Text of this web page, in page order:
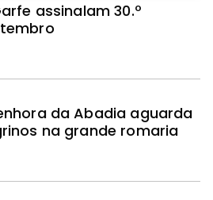
assinalam 30.º
da Abadia aguarda
na grande romaria